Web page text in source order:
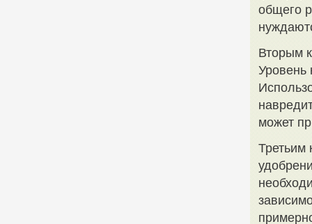
общего
Вторым
Уровень
может
Третьим